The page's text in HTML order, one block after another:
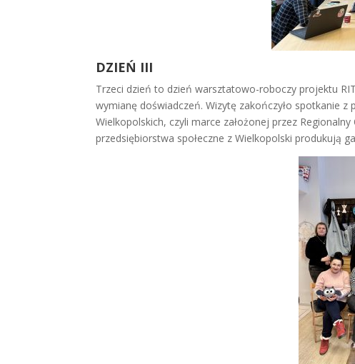
DZIEŃ III
Trzeci dzień to dzień warsztatowo-roboczy projektu
wymianę doświadczeń. Wizytę zakończyło spotkanie
Wielkopolskich, czyli marce założonej przez
przedsiębiorstwa społeczne z Wielkopolski produkują